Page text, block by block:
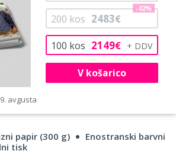
100 kos 2149€
200 kos 2483€
-42%
V košarico
avgusta
papir (300 g)
Enostranski barvni
tisk